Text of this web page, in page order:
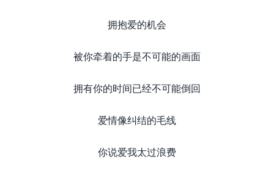
拥抱爱的机会
被你牵着的手是不可能的画面
拥有你的时间已经不可能倒回
爱情像纠结的毛线
你说爱我太过浪费